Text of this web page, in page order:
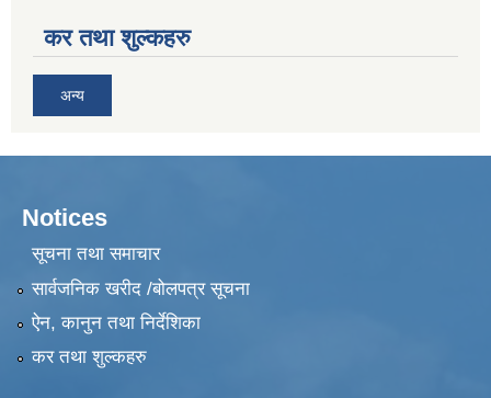
कर तथा शुल्कहरु
अन्य
Notices
सूचना तथा समाचार
सार्वजनिक खरीद /बोलपत्र सूचना
ऐन, कानुन तथा निर्देशिका
कर तथा शुल्कहरु